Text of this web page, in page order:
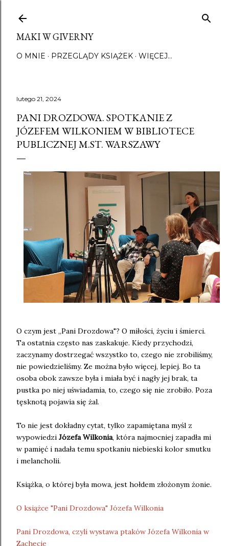
MAKI W GIVERNY
O MNIE PRZEGLĄDY KSIĄŻEK WIĘCEJ…
lutego 21, 2024
PANI DROZDOWA. SPOTKANIE Z
JÓZEFEM WILKONIEM W BIBLIOTECE
PUBLICZNEJ M.ST. WARSZAWY
O czym jest „Pani Drozdowa"? O miłości, życiu i śmierci.
Ta ostatnia często nas zaskakuje. Kiedy przychodzi,
zaczynamy dostrzegać wszystko to, czego nie zrobiliśmy,
nie powiedzieliśmy. Ze można było więcej, lepiej. Bo ta
osoba obok zawsze była i miała być i nagły jej brak, ta
pustka po niej uświadamia, to, czego się nie zrobiło. Poza
tęsknotą pojawia się żal.
To nie jest dokładny cytat, tylko zapamiętana myśl z
wypowiedzi Józefa Wilkonia, która najmocniej zapadła mi
w pamięć i nadała temu spotkaniu niebieski kolor smutku
i melancholii.
Książka, o której była mowa, jest hołdem złożonym żonie.
O książce "Pani Drozdowa" Józefa Wilkonia
Pani Drozdowa, czyli wystawa ptaków Józefa Wilkonia w
Zachęcie